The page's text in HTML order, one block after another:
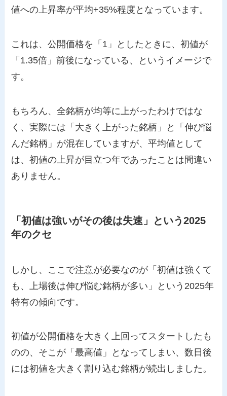
値への上昇率が平均+35%程度となっています。
これは、公開価格を「1」としたときに、初値が
「1.35倍」前後になっている、というイメージで
す。
もちろん、全銘柄が均等に上がったわけではな
く、実際には「大きく上がった銘柄」と「伸び悩
んだ銘柄」が混在していますが、平均値として
は、初値の上昇が目立つ年であったことは間違い
ありません。
「初値は強いがその後は失速」という2025
年のクセ
しかし、ここで注意が必要なのが「初値は強くて
も、上場後は伸び悩む銘柄が多い」という2025年
特有の傾向です。
初値が公開価格を大きく上回ってスタートしたも
のの、そこが「最高値」となってしまい、数日後
には初値を大きく割り込む銘柄が続出しました。